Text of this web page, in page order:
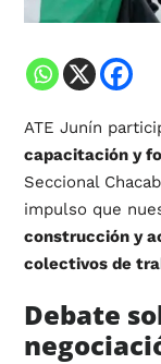
ATE Junín
capacitación y
Seccional
impulso que
construcción y
colectivos de
Debate